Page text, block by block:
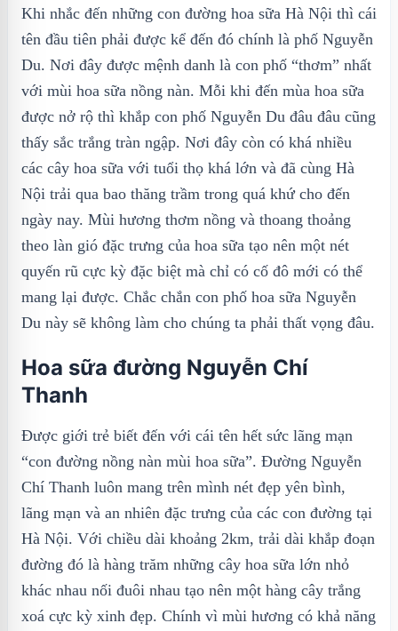
Khi nhắc đến những con đường hoa sữa Hà Nội thì cái
tên đầu tiên phải được kể đến đó chính là phố Nguyễn
Du. Nơi đây được mệnh danh là con phố “thơm” nhất
với mùi hoa sữa nồng nàn. Mỗi khi đến mùa hoa sữa
được nở rộ thì khắp con phố Nguyễn Du đâu đâu cũng
thấy sắc trắng tràn ngập. Nơi đây còn có khá nhiều
các cây hoa sữa với tuổi thọ khá lớn và đã cùng Hà
Nội trải qua bao thăng trầm trong quá khứ cho đến
ngày nay. Mùi hương thơm nồng và thoang thoảng
theo làn gió đặc trưng của hoa sữa tạo nên một nét
quyến rũ cực kỳ đặc biệt mà chỉ có cố đô mới có thể
mang lại được. Chắc chắn con phố hoa sữa Nguyễn
Du này sẽ không làm cho chúng ta phải thất vọng đâu.
Hoa sữa đường Nguyễn Chí
Thanh
Được giới trẻ biết đến với cái tên hết sức lãng mạn
“con đường nồng nàn mùi hoa sữa”. Đường Nguyễn
Chí Thanh luôn mang trên mình nét đẹp yên bình,
lãng mạn và an nhiên đặc trưng của các con đường tại
Hà Nội. Với chiều dài khoảng 2km, trải dài khắp đoạn
đường đó là hàng trăm những cây hoa sữa lớn nhỏ
khác nhau nối đuôi nhau tạo nên một hàng cây trắng
xoá cực kỳ xinh đẹp. Chính vì mùi hương có khả năng